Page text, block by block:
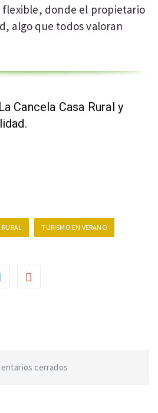
flexible, donde el propietario
algo que todos valoran
Cancela Casa Rural y
RURAL TURISMO EN VERANO
cerrados